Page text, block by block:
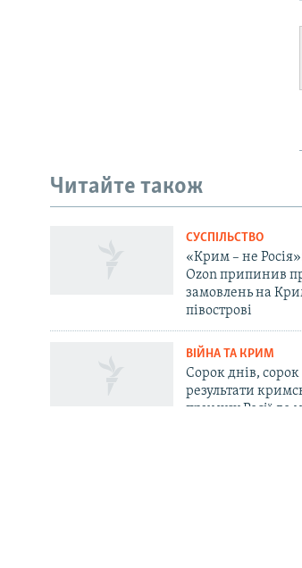
Qırımtatar
Читайте також
СУСПІЛЬСТВО
«Крим – не
Ozon припинив
замовлень на
півострові
ВІЙНА ТА КРИМ
Сорок днів,
результати
примусу Росії до